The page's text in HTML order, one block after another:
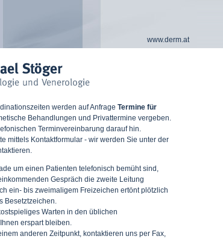
www.derm.at
werden auf Anfrage Termine für
Behandlungen und Privattermine vergeben.
Terminvereinbarung darauf hin.
mittels Kontaktformular - wir werden Sie unter der
um einen Patienten telefonisch bemüht sind,
Gespräch die zweite Leitung
ein- bis zweimaligem Freizeichen ertönt plötzlich
Besetztzeichen.
Warten in den üblichen
erspart bleiben.
anderen Zeitpunkt, kontaktieren uns per Fax,